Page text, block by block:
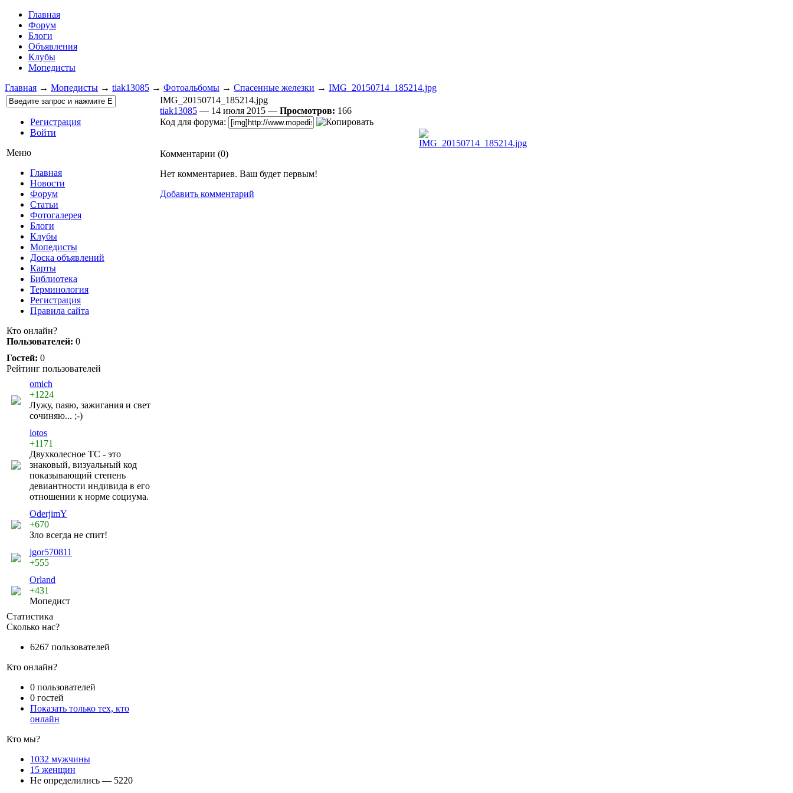
Главная
Форум
Блоги
Объявления
Клубы
Мопедисты
Главная → Мопедисты → tiak13085 → Фотоальбомы → Спасенные железки → IMG_20150714_185214.jpg
Регистрация
Войти
Меню
Главная
Новости
Форум
Статьи
Фотогалерея
Блоги
Клубы
Мопедисты
Доска объявлений
Карты
Библиотека
Терминология
Регистрация
Правила сайта
Кто онлайн?
Пользователей: 0
Гостей: 0
Рейтинг пользователей
omich
+1224
Лужу, паяю, зажигания и свет
сочиняю... ;-)
lotos
+1171
Двухколесное ТС - это
знаковый, визуальный код
показывающий степень
девиантности индивида в его
отношении к норме социума.
OderjimY
+670
Зло всегда не спит!
jgor570811
+555
Orland
+431
Мопедист
Статистика
Сколько нас?
6267 пользователей
Кто онлайн?
0 пользователей
0 гостей
Показать только тех, кто
онлайн
Кто мы?
1032 мужчины
15 женщин
Не определились — 5220
IMG_20150714_185214.jpg
tiak13085 — 14 июля 2015 — Просмотров: 166
Код для форума:
Комментарии (0)
Нет комментариев. Ваш будет первым!
Добавить комментарий